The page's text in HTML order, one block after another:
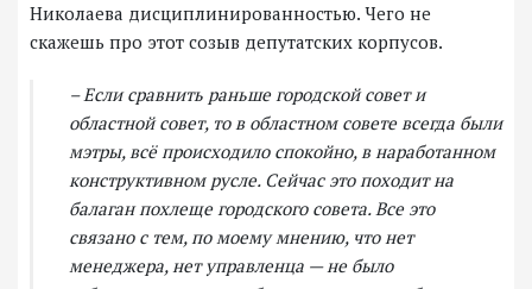
Николаева дисциплинированностью. Чего не
скажешь про этот созыв депутатских корпусов.
– Если сравнить раньше городской совет и
областной совет, то в областном совете всегда были
мэтры, всё происходило спокойно, в наработанном
конструктивном русле. Сейчас это походит на
балаган похлеще городского совета. Все это
связано с тем, по моему мнению, что нет
менеджера, нет управленца — не было